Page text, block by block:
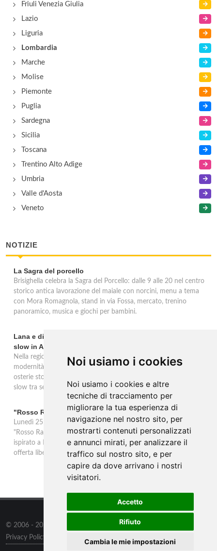
Noi usiamo i cookies
Noi usiamo i cookies e altre
tecniche di tracciamento per
migliorare la tua esperienza di
navigazione nel nostro sito, per
mostrarti contenuti personalizzati
e annunci mirati, per analizzare il
traffico sul nostro sito, e per
capire da dove arrivano i nostri
visitatori.
Accetto
Rifiuto
Cambia le mie impostazioni
Friuli Venezia Giulia
Lazio
Liguria
Lombardia
Marche
Molise
Piemonte
Puglia
Sardegna
Sicilia
Toscana
Trentino Alto Adige
Umbria
Valle d'Aosta
Veneto
NOTIZIE
La Sagra del porcello
Brisighella celebra la Sagra del Porcello: dalle 9 alle 20 nel centro
storico antica lavorazione del maiale con norcini, menu a tema
con Mora Romagnola, stand in via Fossa, mercato, trenino
panoramico, musica e giochi per bambini.
Lana e dintorni: Törggelen, vini d'eccellenza e vacanze
slow in Alto Adige
Nella regione di Lana in Alto Adige tradizione contadina e
modernità si fondono in un'esperienza autentica. Törggelen nelle
osterie storiche, vini da antiche tradizioni vitivinicole e vacanze
slow tra sentieri delle rogge e produttori locali.
"Rosso Rame" in scena a Collepasso il 25 agosto
Lunedì 25 agosto al Palazzo Baronale di Collepasso va in scena
"Rosso Rame", spettacolo di Mary Negro e Gabriele Polimeno
ispirato a Dario Fo e Franca Rame. Ingresso con prenotazione e
offerta libera alle ore 21.
© 2006 - 2026
all rights reserved.
Privacy Policy
Preferenze sui Cookies